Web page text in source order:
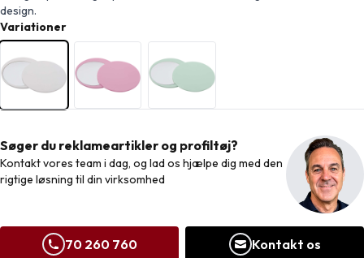
design.
Variationer
Søger du reklameartikler og profiltøj?
Kontakt vores team i dag, og lad os hjælpe dig med den
rigtige løsning til din virksomhed
70 260 760 Kontakt os